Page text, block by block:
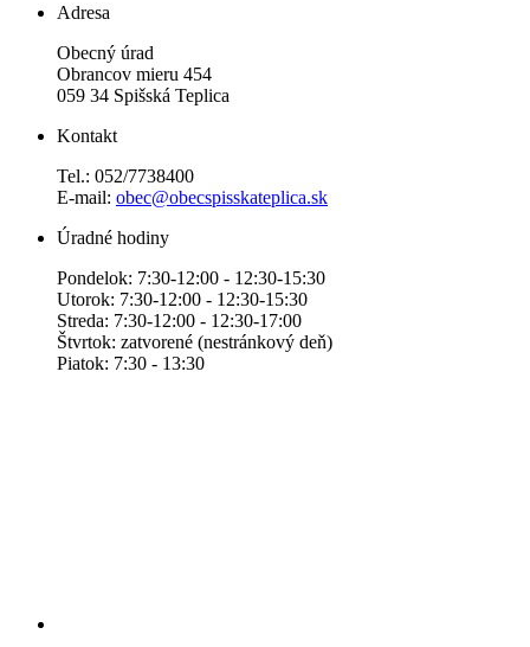
Adresa
Obecný úrad
Obrancov mieru 454
059 34 Spišská Teplica
Kontakt
Tel.: 052/7738400
E-mail: obec@obecspisskateplica.sk
Úradné hodiny
Pondelok: 7:30-12:00 - 12:30-15:30
Utorok: 7:30-12:00 - 12:30-15:30
Streda: 7:30-12:00 - 12:30-17:00
Štvrtok: zatvorené (nestránkový deň)
Piatok: 7:30 - 13:30